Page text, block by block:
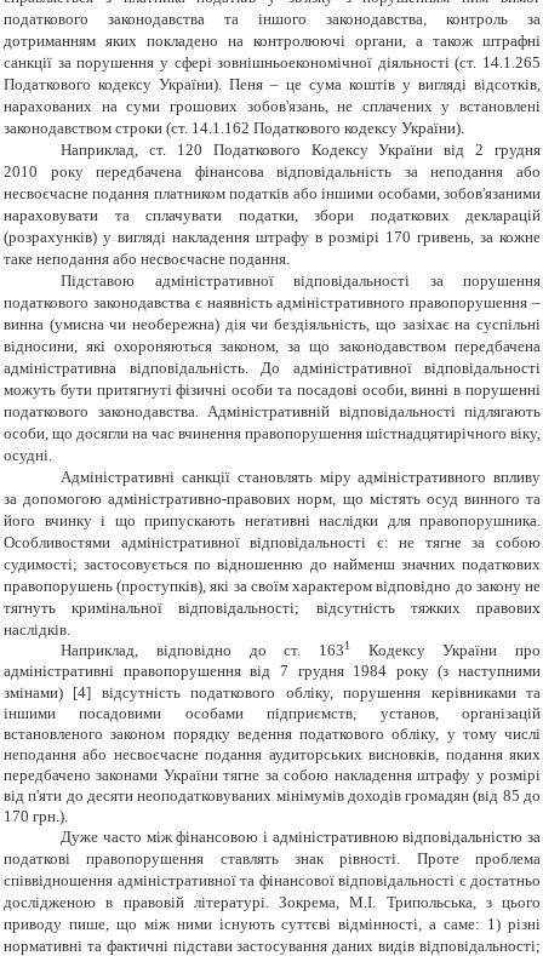
податкового законодавства та іншого законодавства, контроль за
дотриманням яких покладено на контролюючі органи, а також штрафні
санкції за порушення у сфері зовнішньоекономічної діяльності (ст. 14.1.265
Податкового кодексу України). Пеня – це сума коштів у вигляді відсотків,
нарахованих на суми грошових зобов'язань, не сплачених у встановлені
законодавством строки (ст. 14.1.162 Податкового кодексу України).
Наприклад, ст. 120 Податкового Кодексу України від 2 грудня
2010 року передбачена фінансова відповідальність за неподання або
несвоєчасне подання платником податків або іншими особами, зобов'язаними
нараховувати та сплачувати податки, збори податкових декларацій
(розрахунків) у вигляді накладення штрафу в розмірі 170 гривень, за кожне
таке неподання або несвоєчасне подання.
Підставою адміністративної відповідальності за порушення
податкового законодавства є наявність адміністративного правопорушення –
винна (умисна чи необережна) дія чи бездіяльність, що зазіхає на суспільні
відносини, які охороняються законом, за що законодавством передбачена
адміністративна відповідальність. До адміністративної відповідальності
можуть бути притягнуті фізичні особи та посадові особи, винні в порушенні
податкового законодавства. Адміністративній відповідальності підлягають
особи, що досягли на час вчинення правопорушення шістнадцятирічного віку,
осудні.
Адміністративні санкції становлять міру адміністративного впливу
за допомогою адміністративно-правових норм, що містять осуд винного та
його вчинку і що припускають негативні наслідки для правопорушника.
Особливостями адміністративної відповідальності є: не тягне за собою
судимості; застосовується по відношенню до найменш значних податкових
правопорушень (проступків), які за своїм характером відповідно до закону не
тягнуть кримінальної відповідальності; відсутність тяжких правових
наслідків.
Наприклад, відповідно до ст. 1631Кодексу України про
адміністративні правопорушення від 7 грудня 1984 року (з наступними
змінами) [4] відсутність податкового обліку, порушення керівниками та
іншими посадовими особами підприємств, установ, організацій
встановленого законом порядку ведення податкового обліку, у тому числі
неподання або несвоєчасне подання аудиторських висновків, подання яких
передбачено законами України тягне за собою накладення штрафу у розмірі
від п'яти до десяти неоподатковуваних мінімумів доходів громадян (від 85 до
170 грн.).
Дуже часто між фінансовою і адміністративною відповідальністю за
податкові правопорушення ставлять знак рівності. Проте проблема
співвідношення адміністративної та фінансової відповідальності є достатньо
дослідженою в правовій літературі. Зокрема, М.І. Трипольська, з цього
приводу пише, що між ними існують суттєві відмінності, а саме: 1) різні
нормативні та фактичні підстави застосування даних видів відповідальності;